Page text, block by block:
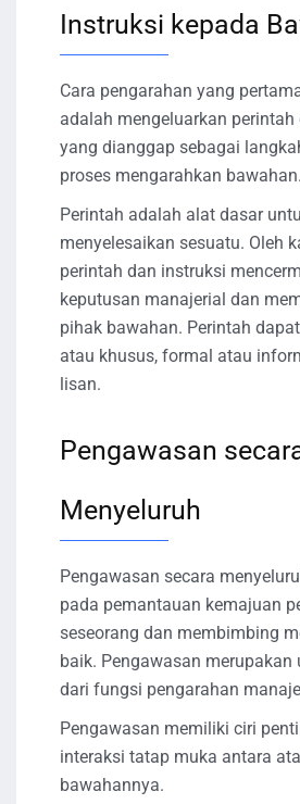
Instruksi kepada
Cara pengarahan yang
adalah mengeluarkan
yang dianggap sebagai
proses mengarahkan bawahan.
Perintah adalah alat dasar
menyelesaikan sesuatu. Oleh
perintah dan instruksi
keputusan manajerial dan
pihak bawahan. Perintah
atau khusus, formal atau
lisan.
Pengawasan
Menyeluruh
Pengawasan secara
pada pemantauan kemajuan
seseorang dan membimbing
baik. Pengawasan merupakan
dari fungsi pengarahan
Pengawasan memiliki ciri
interaksi tatap muka antara
bawahannya.